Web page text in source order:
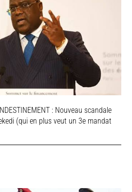
: Nouveau scandale
(qui en plus veut un 3e mandat